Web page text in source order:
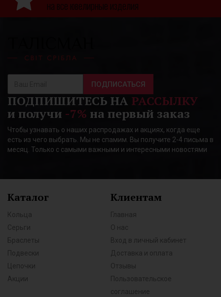
на все ювелирные изделия
ПОДПИСАТЬСЯ
ПОДПИШИТЕСЬ НА РАССЫЛКУ
и получи -7% на первый заказ
Чтобы узнавать о наших распродажах и акциях, когда еще
есть из чего выбрать. Мы не спамим. Вы получите 2-4 письма в
месяц. Только с самыми важными и интересными новостями
Каталог
Кольца
Серьги
Браслеты
Подвески
Цепочки
Акции
Клиентам
Главная
О нас
Вход в личный кабинет
Доставка и оплата
Отзывы
Пользовательское
соглашение